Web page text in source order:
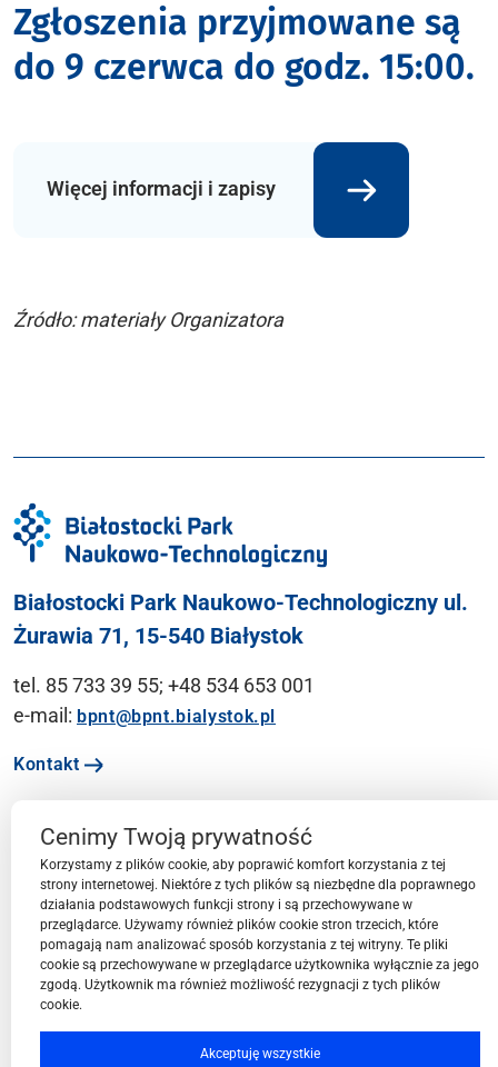
Zgłoszenia przyjmowane są
do 9 czerwca do godz. 15:00.
Więcej informacji i zapisy
Źródło: materiały Organizatora
Białostocki Park Naukowo-Technologiczny ul.
Żurawia 71, 15-540 Białystok
tel. 85 733 39 55; +48 534 653 001
e-mail: bpnt@bpnt.bialystok.pl
Kontakt
Ważne linki
Menu
Przestrzeń BPN-T
Cenimy Twoją prywatność
Korzystamy z plików cookie, aby poprawić komfort korzystania z tej
strony internetowej. Niektóre z tych plików są niezbędne dla poprawnego
działania podstawowych funkcji strony i są przechowywane w
przeglądarce. Używamy również plików cookie stron trzecich, które
pomagają nam analizować sposób korzystania z tej witryny. Te pliki
cookie są przechowywane w przeglądarce użytkownika wyłącznie za jego
zgodą. Użytkownik ma również możliwość rezygnacji z tych plików
cookie.
Akceptuję wszystkie